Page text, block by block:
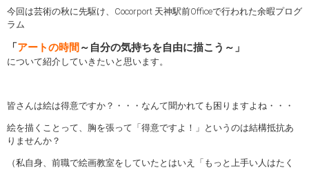
今回は芸術の秋に先駆け、Cocorport 天神駅前Officeで行われた余暇プログ
ラム
「 アートの時間 ～自分の気持ちを自由に描こう～」
について紹介していきたいと思います。
皆さんは絵は得意ですか？・・・なんて聞かれても困りますよね・・・
絵を描くことって、胸を張って「得意ですよ！」というのは結構抵抗あ
りませんか？
（私自身、前職で絵画教室をしていたとはいえ「もっと上手い人はたく